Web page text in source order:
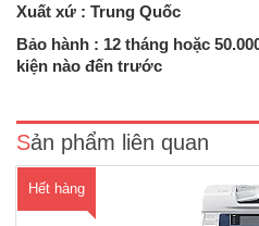
Xuất xứ : Trung Quốc
Bảo hành : 12 tháng hoặc
kiện nào đến trước
Sản phẩm liên quan
Hết hàng
Máy Photocopy Fuji Xerox
Photocopy Fuji Xerox
mạng- Scan mạng)- Tốc độ : 25